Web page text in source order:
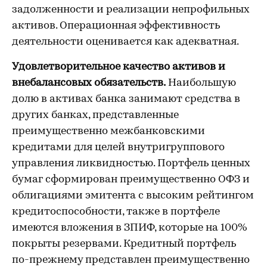
задолженности и реализации непрофильных
активов. Операционная эффективность
деятельности оценивается как адекватная.
Удовлетворительное качество активов и
внебалансовых обязательств. Наибольшую
долю в активах банка занимают средства в
других банках, представленные
преимущественно межбанковскими
кредитами для целей внутригруппового
управления ликвидностью. Портфель ценных
бумаг сформирован преимущественно ОФЗ и
облигациями эмитента с высоким рейтингом
кредитоспособности, также в портфеле
имеются вложения в ЗПИФ, которые на 100%
покрыты резервами. Кредитный портфель
по-прежнему представлен преимущественно